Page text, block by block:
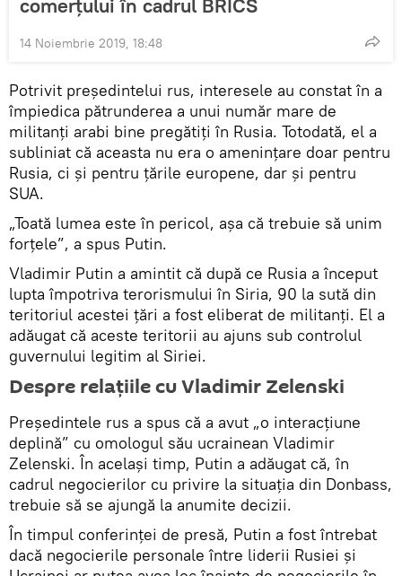
comerțului în cadrul BRICS
14 Noiembrie 2019, 18:48
Potrivit președintelui rus, interesele au constat în a
împiedica pătrunderea a unui număr mare de
militanți arabi bine pregătiți în Rusia. Totodată, el a
subliniat că aceasta nu era o amenințare doar pentru
Rusia, ci și pentru țările europene, dar și pentru
SUA.
„Toată lumea este în pericol, așa că trebuie să unim
forțele”, a spus Putin.
Vladimir Putin a amintit că după ce Rusia a început
lupta împotriva terorismului în Siria, 90 la sută din
teritoriul acestei țări a fost eliberat de militanți. El a
adăugat că aceste teritorii au ajuns sub controlul
guvernului legitim al Siriei.
Despre relațiile cu Vladimir Zelenski
Președintele rus a spus că a avut „o interacțiune
deplină” cu omologul său ucrainean Vladimir
Zelenski. În același timp, Putin a adăugat că, în
cadrul negocierilor cu privire la situația din Donbass,
trebuie să se ajungă la anumite decizii.
În timpul conferinței de presă, Putin a fost întrebat
dacă negocierile personale între liderii Rusiei și